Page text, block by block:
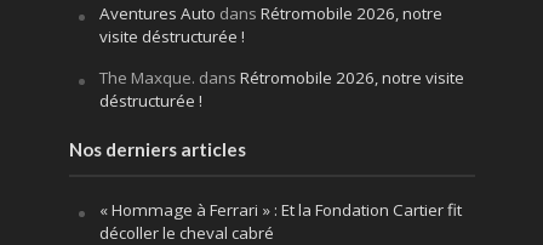
Aventures Auto dans Rétromobile 2026, notre
visite déstructurée !
The Maxque. dans Rétromobile 2026, notre visite
déstructurée !
Nos derniers articles
« Hommage à Ferrari » : Et la Fondation Cartier fit
décoller le cheval cabré